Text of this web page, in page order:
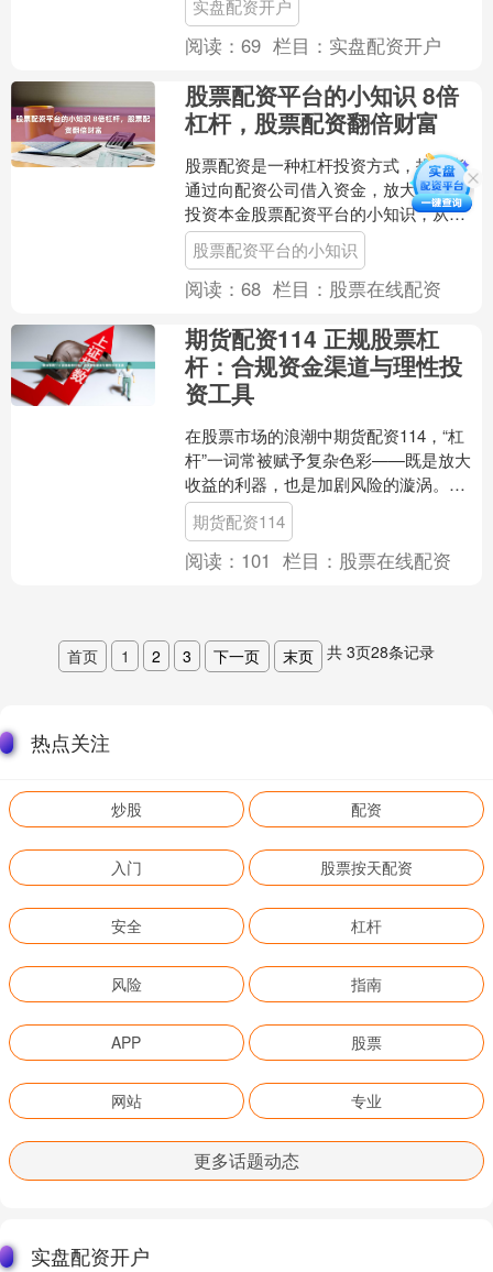
险控制策略，帮助投资者在....
实盘配资开户
阅读：69 栏目： 实盘配资开户
股票配资平台的小知识 8倍
杠杆，股票配资翻倍财富
股票配资是一种杠杆投资方式，投资者
通过向配资公司借入资金，放大自己的
投资本金股票配资平台的小知识，从而
获得更高的收益。8倍杠杆是股票配资中
常见的杠杆倍数，意味着....
股票配资平台的小知识
阅读：68 栏目： 股票在线配资
期货配资114 正规股票杠
杆：合规资金渠道与理性投
资工具
在股票市场的浪潮中期货配资114，“杠
杆”一词常被赋予复杂色彩——既是放大
收益的利器，也是加剧风险的漩涡。然
而，当我们将目光聚焦于**正规股票杠杆
**时，会发现....
期货配资114
阅读： 101 栏目： 股票在线配资
首页 1 2 3 下一页 末页 共 3页28条记录
热点关注
炒股 配资
入门 股票按天配资
安全 杠杆
风险 指南
APP 股票
网站 专业
更多话题动态
实盘配资开户